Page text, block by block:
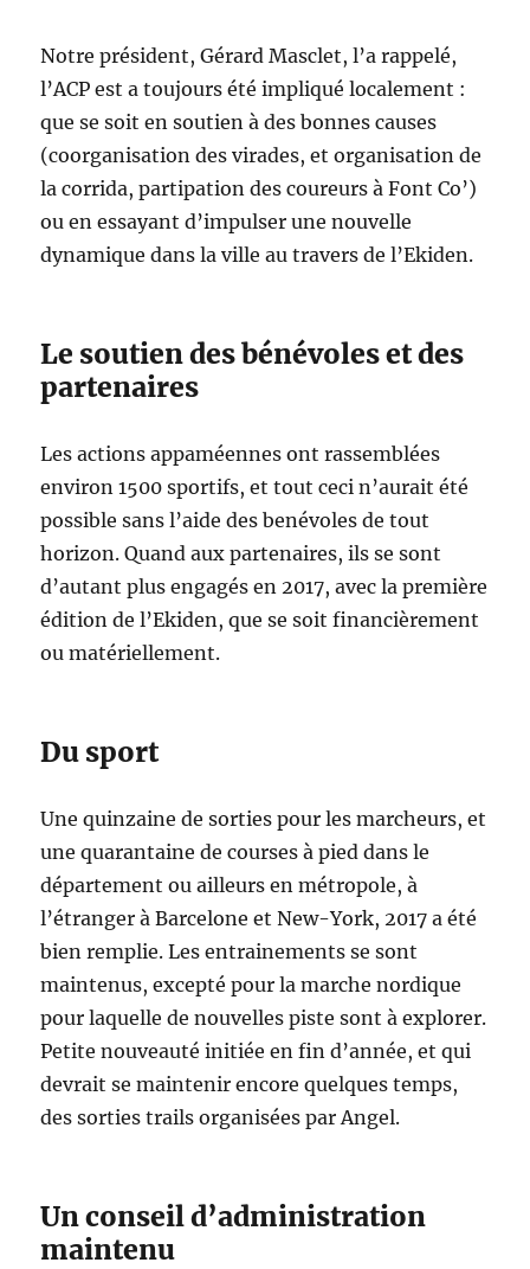
Notre président, Gérard Masclet, l’a rappelé,
l’ACP est a toujours été impliqué localement :
que se soit en soutien à des bonnes causes
(coorganisation des virades, et organisation de
la corrida, partipation des coureurs à Font Co’)
ou en essayant d’impulser une nouvelle
dynamique dans la ville au travers de l’Ekiden.
Le soutien des bénévoles et des
partenaires
Les actions appaméennes ont rassemblées
environ 1500 sportifs, et tout ceci n’aurait été
possible sans l’aide des benévoles de tout
horizon. Quand aux partenaires, ils se sont
d’autant plus engagés en 2017, avec la première
édition de l’Ekiden, que se soit financièrement
ou matériellement.
Du sport
Une quinzaine de sorties pour les marcheurs, et
une quarantaine de courses à pied dans le
département ou ailleurs en métropole, à
l’étranger à Barcelone et New-York, 2017 a été
bien remplie. Les entrainements se sont
maintenus, excepté pour la marche nordique
pour laquelle de nouvelles piste sont à explorer.
Petite nouveauté initiée en fin d’année, et qui
devrait se maintenir encore quelques temps,
des sorties trails organisées par Angel.
Un conseil d’administration
maintenu